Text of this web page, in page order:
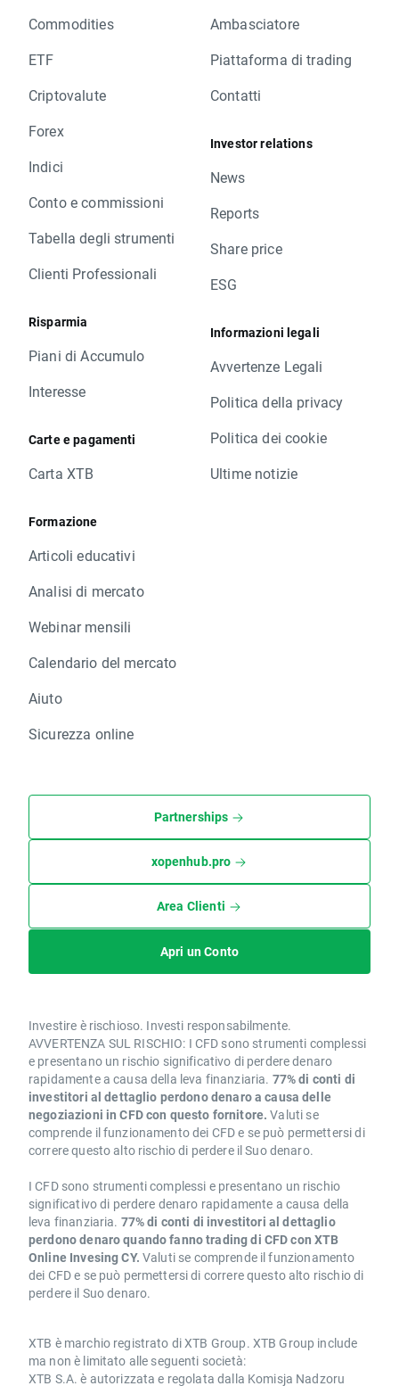
Commodities
ETF
Criptovalute
Forex
Indici
Conto e commissioni
Tabella degli strumenti
Clienti Professionali
Risparmia
Piani di Accumulo
Interesse
Carte e pagamenti
Carta XTB
Formazione
Articoli educativi
Analisi di mercato
Webinar mensili
Calendario del mercato
Aiuto
Sicurezza online
Ambasciatore
Piattaforma di trading
Contatti
Investor relations
News
Reports
Share price
ESG
Informazioni legali
Avvertenze Legali
Politica della privacy
Politica dei cookie
Ultime notizie
Partnerships
xopenhub.pro
Area Clienti
Apri un Conto
Investire è rischioso. Investi responsabilmente.
AVVERTENZA SUL RISCHIO: I CFD sono strumenti complessi
e presentano un rischio significativo di perdere denaro
rapidamente a causa della leva finanziaria. 77% di conti di
investitori al dettaglio perdono denaro a causa delle
negoziazioni in CFD con questo fornitore. Valuti se
comprende il funzionamento dei CFD e se può permettersi di
correre questo alto rischio di perdere il Suo denaro.
I CFD sono strumenti complessi e presentano un rischio
significativo di perdere denaro rapidamente a causa della
leva finanziaria. 77% di conti di investitori al dettaglio
perdono denaro quando fanno trading di CFD con XTB
Online Invesing CY. Valuti se comprende il funzionamento
dei CFD e se può permettersi di correre questo alto rischio di
perdere il Suo denaro.
XTB è marchio registrato di XTB Group. XTB Group include
ma non è limitato alle seguenti società:
XTB S.A. è autorizzata e regolata dalla Komisja Nadzoru